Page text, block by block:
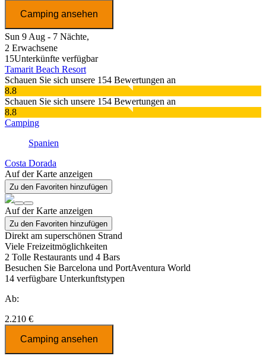
Camping ansehen
Sun 9 Aug - 7 Nächte,
2 Erwachsene
15Unterkünfte verfügbar
Tamarit Beach Resort
Schauen Sie sich unsere 154 Bewertungen an
8.8
Schauen Sie sich unsere 154 Bewertungen an
8.8
Camping
Spanien
Costa Dorada
Auf der Karte anzeigen
Zu den Favoriten hinzufügen
Auf der Karte anzeigen
Zu den Favoriten hinzufügen
Direkt am superschönen Strand
Viele Freizeitmöglichkeiten
2 Tolle Restaurants und 4 Bars
Besuchen Sie Barcelona und PortAventura World
14 verfügbare Unterkunftstypen
Ab:
2.210 €
Camping ansehen